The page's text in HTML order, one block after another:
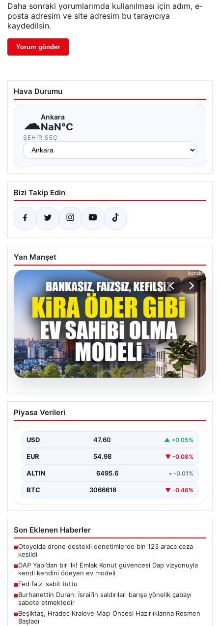
Daha sonraki yorumlarımda kullanılması için adım, e-
posta adresim ve site adresim bu tarayıcıya
kaydedilsin.
Hava Durumu
☁Ankara
NaN°C
ŞEHIR SEÇ
Bizi Takip Edin
Yan Manşet
05.08.2026
DAP Yapı’dan bir ilk! Emlak Konut
güvencesi Dap vizyonuyla kendi
Piyasa Verileri
USD 47.60 ▲ +0.05%
EUR 54.98 ▼ -0.08%
ALTIN 6495.6 • -0.01%
BTC 3066616 ▼ -0.46%
Son Eklenen Haberler
■Otoyolda drone destekli denetimlerde bin 123 araca ceza
kesildi
■DAP Yapı’dan bir ilk! Emlak Konut güvencesi Dap vizyonuyla
kendi kendini ödeyen ev modeli
■Fed faizi sabit tuttu
■Burhanettin Duran: İsrail’in saldırıları barışa yönelik çabayı
sabote etmektedir
■Beşiktaş, Hradec Kralove Maçı Öncesi Hazırlıklarına Resmen
Başladı